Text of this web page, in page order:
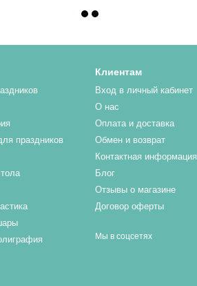
праздников
Клиентам
Вход в личный кабинет
О нас
Оплата и доставка
Обмен и возврат
Контактная информация
Блог
Отзывы о магазине
Договор оферты
Мы в соцсетях